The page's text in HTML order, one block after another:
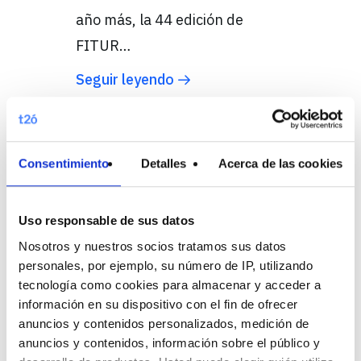
Consentimiento Detalles Acerca de las cookies
Uso responsable de sus datos
Nosotros y nuestros socios tratamos sus datos
personales, por ejemplo, su número de IP, utilizando
tecnología como cookies para almacenar y acceder a
información en su dispositivo con el fin de ofrecer
anuncios y contenidos personalizados, medición de
anuncios y contenidos, información sobre el público y
año más, la 44 edición de
FITUR…
Seguir leyendo
28 junio, 2022
Trends & Innovation
digital.
Realizamos la sexta edición de
nuestro evento Trends &
innovation en las instalaciones
del Hotel Galería Plaza